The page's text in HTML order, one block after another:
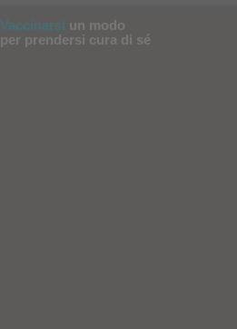
Vaccinarsi un modo
per prendersi cura di sé